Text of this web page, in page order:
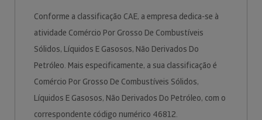
Conforme a classificação CAE, a empresa dedica-se à
atividade Comércio Por Grosso De Combustíveis
Sólidos, Líquidos E Gasosos, Não Derivados Do
Petróleo. Mais especificamente, a sua classificação é
Comércio Por Grosso De Combustíveis Sólidos,
Líquidos E Gasosos, Não Derivados Do Petróleo, com o
correspondente código numérico 46812.